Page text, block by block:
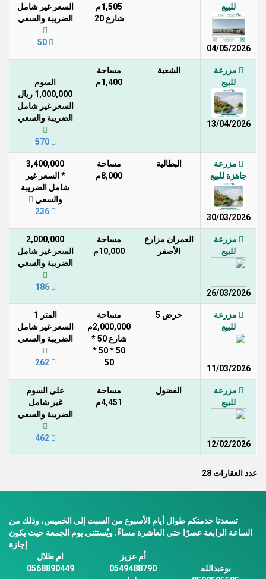
للبيع
04/05/2026
1,505م
شارع 20
السعر غير شامل
الضريبة والسعي
50
مزرعة
للبيع
13/04/2026
الشعبة
مساحة
1,400م
السوم
1,000,000 ريال
السعر غير شامل
الضريبة والسعي
570
مزرعة
جاهزة للبيع
30/03/2026
البطالية
مساحة
8,000م
3,400,000
* السعر غير
شامل الضريبة
والسعي
236
مزرعة
للبيع
26/03/2026
العمران مزارع
الأصفر
مساحة
10,000م
2,000,000
السعر غير شامل
الضريبة والسعي
186
مزرعة
للبيع
11/03/2026
حرض 5
مساحة
2,000,000م
شارع 50 *
50 * 50 *
50
المتر 1
السعر غير شامل
الضريبة والسعي
262
مزرعة
للبيع
12/02/2026
الفضول
مساحة
4,451م
على السوم
غير شامل
الضريبة والسعي
462
عدد العقارات 28
تسعدنا خدمتكم طوال أيام الأسبوع من السبت إلى الخميس، وذلك من
الساعة الرابعة عصرًا حتى العاشرة مساءً. ويُستثنى يوم الجمعة حيث يكون
إجازة
ام طلال
0568890449
أم عزيز
0549488790
بوعبدالله